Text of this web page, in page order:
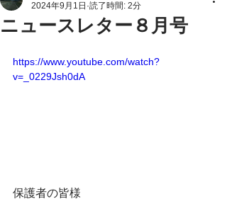
ニュースレター８月号
2024年9月1日 読了時間: 2分
https://www.youtube.com/watch?
v=_0229Jsh0dA
保護者の皆様